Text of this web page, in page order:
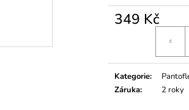
349 Kč
Kategorie:
Záruka: 2 roky